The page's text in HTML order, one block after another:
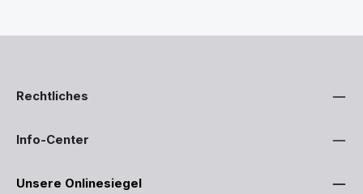
Rechtliches
Info-Center
Unsere Onlinesiegel